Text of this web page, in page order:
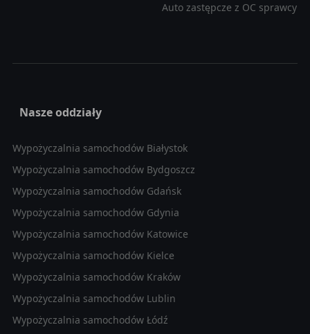
Auto zastępcze z OC sprawcy
Nasze oddziały
Wypożyczalnia samochodów Białystok
Wypożyczalnia samochodów Bydgoszcz
Wypożyczalnia samochodów Gdańsk
Wypożyczalnia samochodów Gdynia
Wypożyczalnia samochodów Katowice
Wypożyczalnia samochodów Kielce
Wypożyczalnia samochodów Kraków
Wypożyczalnia samochodów Lublin
Wypożyczalnia samochodów Łódź